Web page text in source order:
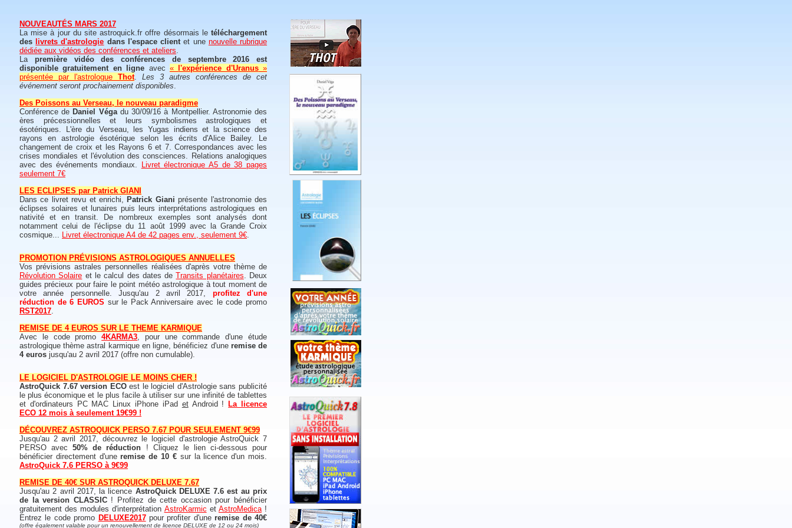
NOUVEAUTÉS MARS 2017
La mise à jour du site astroquick.fr offre désormais le téléchargement
des livrets d'astrologie dans l'espace clientet une nouvelle rubrique
dédiée aux vidéos des conférences et ateliers.
La première vidéo des conférences de septembre 2016 est
disponible gratuitement en ligne avec « l'expérience d'Uranus»
présentée par l'astrologue Thot. Les 3 autres conférences de cet
événement seront prochainement disponibles.
Des Poissons au Verseau, le nouveau paradigme
Conférence de Daniel Végadu 30/09/16 à Montpellier. Astronomie des
ères précessionnelles et leurs symbolismes astrologiques et
ésotériques. L'ère du Verseau, les Yugas indiens et la science des
rayons en astrologie ésotérique selon les écrits d'Alice Bailey. Le
changement de croix et les Rayons 6 et 7. Correspondances avec les
crises mondiales et l'évolution des consciences. Relations analogiques
avec des événements mondiaux.
Livret électronique A5 de 38 pages
seulement 7€
LES ECLIPSES par Patrick GIANI
Dans ce livret revu et enrichi, Patrick Giani présente l'astronomie des
éclipses solaires et lunaires puis leurs interprétations astrologiques en
nativité et en transit. De nombreux exemples sont analysés dont
notamment celui de l'éclipse du 11 août 1999 avec la Grande Croix
cosmique... Livret électronique A4 de 42 pages env., seulement 9€.
PROMOTION PRÉVISIONS ASTROLOGIQUES ANNUELLES
Vos prévisions astrales personnelles réalisées d'après votre thème de
Révolution Solaire et le calcul des dates deTransits planétaires. Deux
guides précieux pour faire le point météo astrologique à tout moment de
votre année personnelle. Jusqu'au 2 avril 2017, profitez d'une
réduction de 6 EUROS sur le Pack Anniversaire avec le code promo
RST2017.
REMISE DE 4 EUROS SUR LE THEME KARMIQUE
Avec le code promo4KARMA3, pour une commande d'une étude
astrologique thème astral karmique en ligne, bénéficiez d'une remise de
4 euros jusqu'au 2 avril 2017 (offre non cumulable).
LE LOGICIEL D'ASTROLOGIE LE MOINS CHER !
AstroQuick 7.67 version ECOest le logiciel d'Astrologie sans publicité
le plus économique et le plus facile à utiliser sur une infinité de tablettes
et d'ordinateurs PC MAC Linux iPhone iPad etAndroid !
La licence
ECO 12 mois à seulement 19€99 !
DÉCOUVREZ ASTROQUICK PERSO 7.67 POUR SEULEMENT 9€99
Jusqu'au 2 avril 2017, découvrez le logiciel d'astrologie AstroQuick 7
PERSO avec50% de réduction ! Cliquez le lien ci-dessous pour
bénéficier directement d'uneremise de 10 €sur la licence d'un mois.
AstroQuick 7.6 PERSO à 9€99
REMISE DE 40€ SUR ASTROQUICK DELUXE 7.67
Jusqu'au 2 avril 2017, la licence AstroQuick DELUXE 7.6 est au prix
de la version CLASSIC! Profitez de cette occasion pour bénéficier
gratuitement des modules d'interprétation AstroKarmic et AstroMedica!
Entrez le code promo DELUXE2017pour profiter d'uneremise de 40€
(offre également valable pour un renouvellement de licence DELUXE de 12 ou 24 mois)